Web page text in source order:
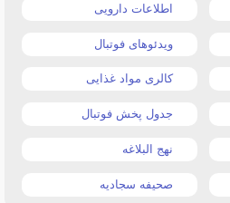
اطلاعات دارویی
ویدئوهای فوتبال
کالری مواد غذایی
جدول پخش فوتبال
نهج البلاغه
صحیفه سجادیه